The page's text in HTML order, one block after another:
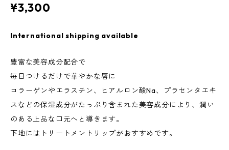
¥3,300
International shipping available
豊富な美容成分配合で
毎日つけるだけで華やかな唇に
コラーゲンやエラスチン、ヒアルロン酸Na、プラセンタエキ
スなどの保湿成分がたっぷり含まれた美容成分により、潤い
のある上品な口元へと導きます。
下地にはトリートメントリップがおすすめです。